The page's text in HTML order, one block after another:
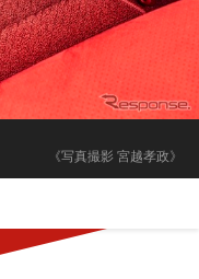
《写真撮影 宮越孝政》